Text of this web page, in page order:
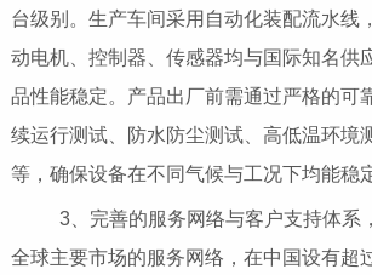
台级别。生产车间采用自动化装配流水线
动电机、控制器、传感器均与国际知名供
品性能稳定。产品出厂前需通过严格的可
续运行测试、防水防尘测试、高低温环境
等，确保设备在不同气候与工况下均能稳
3、完善的服务网络与客户支持体系
全球主要市场的服务网络，在中国设有超